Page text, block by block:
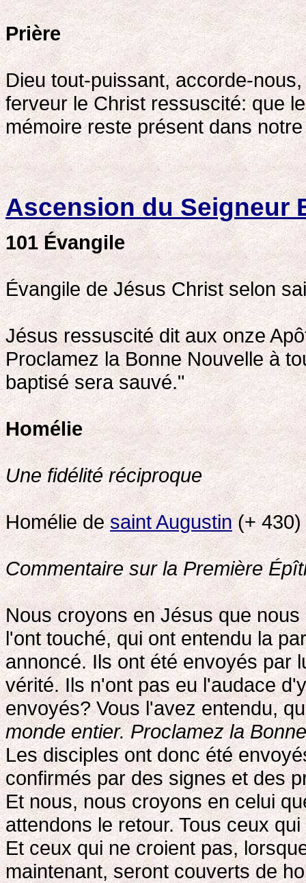
Prière
Dieu tout-puissant, accorde-
ferveur le Christ ressuscité: que
mémoire reste présent dans
Ascension du Seigneur
101 Évangile
Évangile de Jésus Christ selon
Jésus ressuscité dit aux onze
Proclamez la Bonne Nouvelle à
baptisé sera sauvé."
Homélie
Une fidélité réciproque
Homélie desaint Augustin(+ 430)
Commentaire sur la Première
Nous croyons en Jésus que
l'ont touché, qui ont entendu la
annoncé. Ils ont été envoyés par
vérité. Ils n'ont pas eu l'audace
envoyés? Vous l'avez entendu,
monde entier. Proclamez la
Les disciples ont donc été
confirmés par des signes et des
Et nous, nous croyons en celui
attendons le retour. Tous ceux
Et ceux qui ne croient pas,
maintenant, seront couverts de